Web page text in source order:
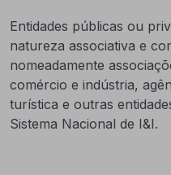
Entidades públicas ou
natureza associativa e
nomeadamente
comércio e indústria,
turística e outras
Sistema Nacional de I&I.